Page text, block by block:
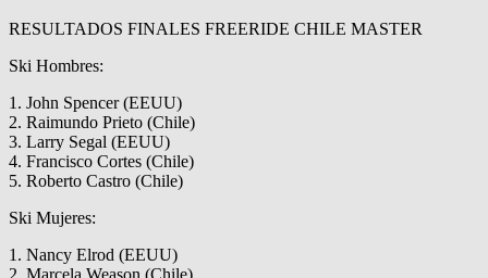
RESULTADOS FINALES FREERIDE CHILE MASTER
Ski Hombres:
1. John Spencer (EEUU)
2. Raimundo Prieto (Chile)
3. Larry Segal (EEUU)
4. Francisco Cortes (Chile)
5. Roberto Castro (Chile)
Ski Mujeres:
1. Nancy Elrod (EEUU)
2. Marcela Weason (Chile)